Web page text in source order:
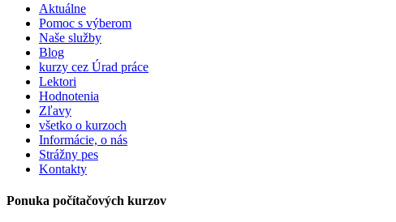
Aktuálne
Pomoc s výberom
Naše služby
Blog
kurzy cez Úrad práce
Lektori
Hodnotenia
Zľavy
všetko o kurzoch
Informácie, o nás
Strážny pes
Kontakty
Ponuka počítačových kurzov